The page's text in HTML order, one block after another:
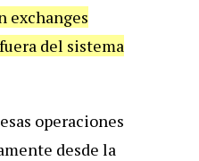
exchanges
del sistema
operaciones
desde la